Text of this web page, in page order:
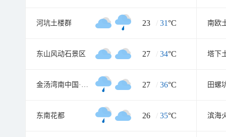
河坑土楼群 23 / 31°C 南欧
东山风动石景区 27 / 34°C 塔下
金汤湾南中国·海水温泉度假地 27 / 36°C 田螺
东南花都 26 / 35°C